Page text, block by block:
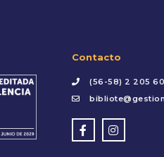
Contacto
(56-58) 2 205